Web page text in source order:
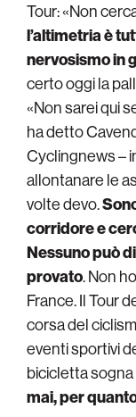
Tour: «Non
l’altimetria è
nervosismo in
certo oggi la
«Non sarei qui
ha detto
Cyclingnews –
allontanare le
volte devo.
corridore e
Nessuno può
provato. Non
France. Il Tour
corsa del
eventi sportivi
bicicletta
mai, per